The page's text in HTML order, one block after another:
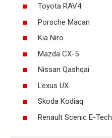
Toyota RAV4
Porsche Macan
Kia Niro
Mazda CX-5
Nissan Qashqai
Lexus UX
Skoda Kodiaq
Renault Scenic E-Tech